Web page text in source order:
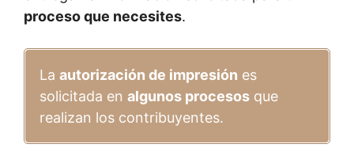
proceso que necesites.
La autorización de impresión es
solicitada en algunos procesos que
realizan los contribuyentes.